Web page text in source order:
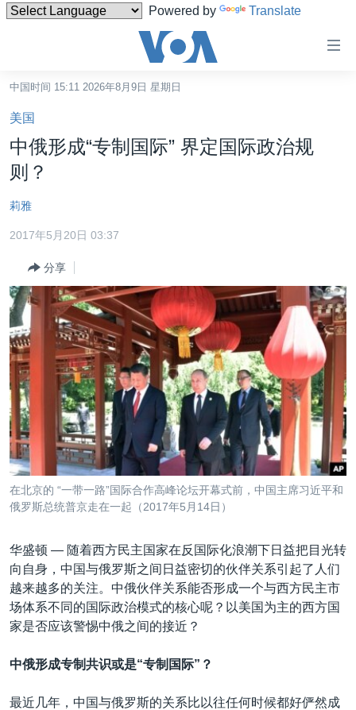
Powered by Translate
碍
链
接
转
内
容
到
导
航
跳
转
到
检
索
中国
最新国际新闻
印太
中东
欧洲
非洲
美洲
全球议题
分类新闻
经济·金融·贸易
人权·法律·宗教
科教·文娱·体健
军事
劳工
环境
美中关系
热点专题
白宫要闻
国会报道
美中关系
美国建国250周年
埃博拉疫情
美国之音专访
台海两岸关系
南中国海争端
关注西藏
VOA视频
VOA今日焦点
中文广播
关注我们
其他语言网站
中国时间 15:11 2026年8月9日 星期日
美国
中俄形成“专制国际” 界定国际政治规
则？
莉雅
2017年5月20日 03:37
分享
在北京的 “一带一路”国际合作高峰论坛开幕式前，中国主席习近平和
俄罗斯总统普京走在一起（2017年5月14日）
华盛顿 — 随着西方民主国家在反国际化浪潮下日益把目光转
向自身，中国与俄罗斯之间日益密切的伙伴关系引起了人们
越来越多的关注。中俄伙伴关系能否形成一个与西方民主市
场体系不同的国际政治模式的核心呢？以美国为主的西方国
家是否应该警惕中俄之间的接近？
中俄形成专制共识或是“专制国际”？
最近几年，中国与俄罗斯的关系比以往任何时候都好俨然成